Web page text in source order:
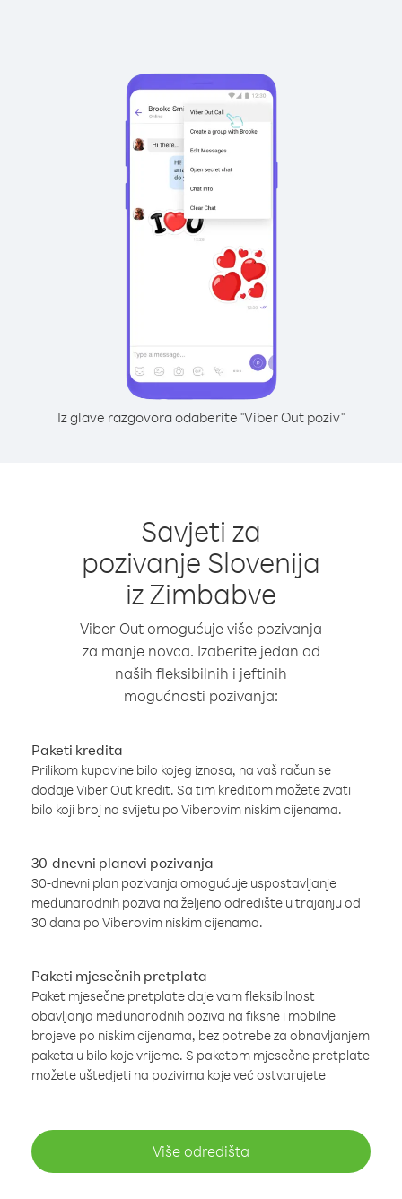
Iz glave razgovora odaberite "Viber Out poziv"
Savjeti za
pozivanje Slovenija
iz Zimbabve
Viber Out omogućuje više pozivanja
za manje novca. Izaberite jedan od
naših fleksibilnih i jeftinih
mogućnosti pozivanja:
Paketi kredita
Prilikom kupovine bilo kojeg iznosa, na vaš račun se
dodaje Viber Out kredit. Sa tim kreditom možete zvati
bilo koji broj na svijetu po Viberovim niskim cijenama.
30-dnevni planovi pozivanja
30-dnevni plan pozivanja omogućuje uspostavljanje
međunarodnih poziva na željeno odredište u trajanju od
30 dana po Viberovim niskim cijenama.
Paketi mjesečnih pretplata
Paket mjesečne pretplate daje vam fleksibilnost
obavljanja međunarodnih poziva na fiksne i mobilne
brojeve po niskim cijenama, bez potrebe za obnavljanjem
paketa u bilo koje vrijeme. S paketom mjesečne pretplate
možete uštedjeti na pozivima koje već ostvarujete
Više odredišta